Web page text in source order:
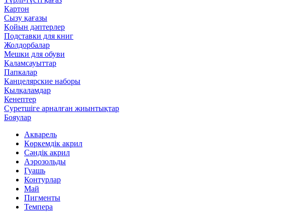
Картон
Сызу қағазы
Қойын дәптерлер
Подставки для книг
Жолдорбалар
Мешки для обуви
Қаламсауыттар
Папкалар
Канцелярские наборы
Қылқаламдар
Кенептер
Суретшіге арналған жиынтықтар
Бояулар
Акварель
Көркемдік акрил
Сәндік акрил
Аэрозольды
Гуашь
Контурлар
Май
Пигменты
Темпера